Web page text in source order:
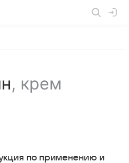
, крем
по применению и